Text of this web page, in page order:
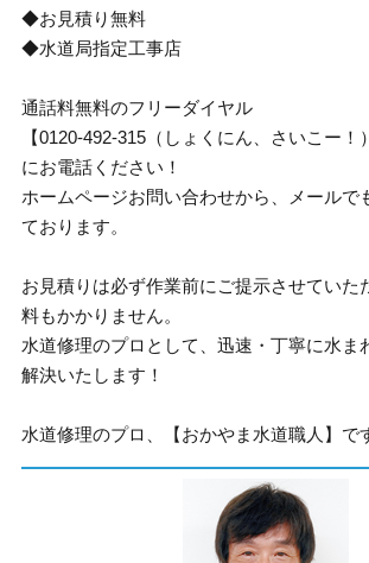
◆お見積り無料
◆水道局指定工事店
通話料無料のフリーダイヤル
【0120-492-315（しょくにん、さいこー
にお電話ください！
ホームページお問い合わせから、メールで
ております。
お見積りは必ず作業前にご提示させていた
料もかかりません。
水道修理のプロとして、迅速・丁寧に水ま
解決いたします！
水道修理のプロ、【おかやま水道職人】で